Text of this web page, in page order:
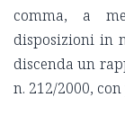
comma, a
disposizioni in
discenda un
n. 212/2000,